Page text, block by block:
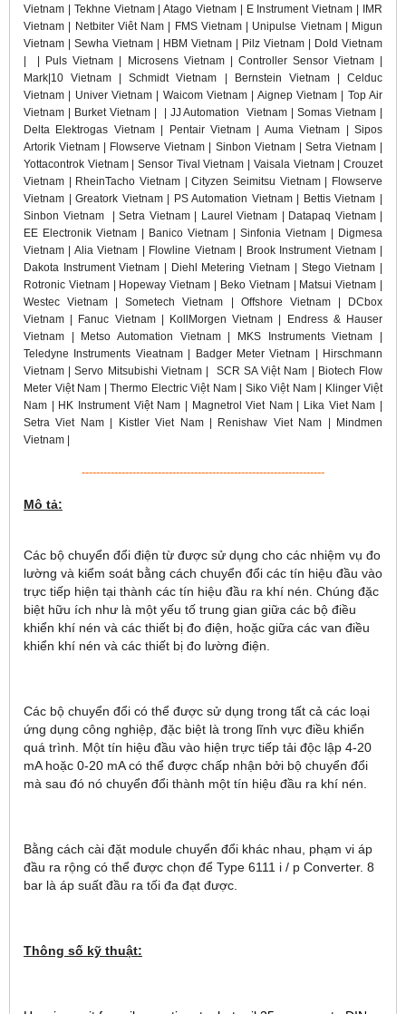
Vietnam | Tekhne Vietnam | Atago Vietnam | E Instrument Vietnam | IMR
Vietnam | Netbiter Viêt Nam | FMS Vietnam | Unipulse Vietnam | Migun
Vietnam | Sewha Vietnam | HBM Vietnam | Pilz Vietnam | Dold Vietnam
| Puls Vietnam | Microsens Vietnam | Controller Sensor Vietnam |
Mark|10 Vietnam | Schmidt Vietnam | Bernstein Vietnam | Celduc
Vietnam | Univer Vietnam | Waicom Vietnam | Aignep Vietnam | Top Air
Vietnam | Burket Vietnam | | JJ Automation Vietnam | Somas Vietnam |
Delta Elektrogas Vietnam | Pentair Vietnam | Auma Vietnam | Sipos
Artorik Vietnam | Flowserve Vietnam | Sinbon Vietnam | Setra Vietnam |
Yottacontrok Vietnam | Sensor Tival Vietnam | Vaisala Vietnam | Crouzet
Vietnam | RheinTacho Vietnam | Cityzen Seimitsu Vietnam | Flowserve
Vietnam | Greatork Vietnam | PS Automation Vietnam | Bettis Vietnam |
Sinbon Vietnam | Setra Vietnam | Laurel Vietnam | Datapaq Vietnam |
EE Electronik Vietnam | Banico Vietnam | Sinfonia Vietnam | Digmesa
Vietnam | Alia Vietnam | Flowline Vietnam | Brook Instrument Vietnam |
Dakota Instrument Vietnam | Diehl Metering Vietnam | Stego Vietnam |
Rotronic Vietnam | Hopeway Vietnam | Beko Vietnam | Matsui Vietnam |
Westec Vietnam | Sometech Vietnam | Offshore Vietnam | DCbox
Vietnam | Fanuc Vietnam | KollMorgen Vietnam | Endress & Hauser
Vietnam | Metso Automation Vietnam | MKS Instruments Vietnam |
Teledyne Instruments Vieatnam | Badger Meter Vietnam | Hirschmann
Vietnam | Servo Mitsubishi Vietnam | SCR SA Việt Nam | Biotech Flow
Meter Việt Nam | Thermo Electric Việt Nam | Siko Việt Nam | Klinger Việt
Nam | HK Instrument Việt Nam | Magnetrol Viet Nam | Lika Viet Nam |
Setra Viet Nam | Kistler Viet Nam | Renishaw Viet Nam | Mindmen
Vietnam |
-------------------------------------------------------------------
Mô tả:
Các bộ chuyển đổi điện từ được sử dụng cho các nhiệm vụ đo
lường và kiểm soát bằng cách chuyển đổi các tín hiệu đầu vào
trực tiếp hiện tại thành các tín hiệu đầu ra khí nén. Chúng đặc
biệt hữu ích như là một yếu tố trung gian giữa các bộ điều
khiển khí nén và các thiết bị đo điện, hoặc giữa các van điều
khiển khí nén và các thiết bị đo lường điện.
Các bộ chuyển đổi có thể được sử dụng trong tất cả các loại
ứng dụng công nghiệp, đặc biệt là trong lĩnh vực điều khiển
quá trình. Một tín hiệu đầu vào hiện trực tiếp tải độc lập 4-20
mA hoặc 0-20 mA có thể được chấp nhận bởi bộ chuyển đổi
mà sau đó nó chuyển đổi thành một tín hiệu đầu ra khí nén.
Bằng cách cài đặt module chuyển đổi khác nhau, phạm vi áp
đầu ra rộng có thể được chọn để Type 6111 i / p Converter. 8
bar là áp suất đầu ra tối đa đạt được.
Thông số kỹ thuật: